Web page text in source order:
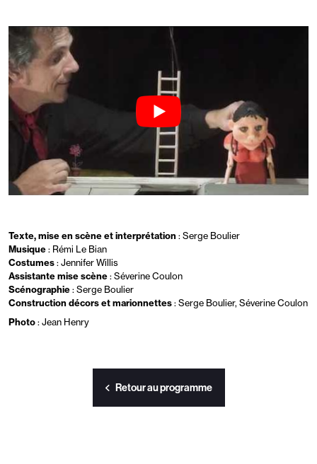
Texte, mise en scène et interprétation: Serge Boulier
Musique: Rémi Le Bian
Costumes: Jennifer Willis
Assistante mise scène: Séverine Coulon
Scénographie: Serge Boulier
Construction décors et marionnettes: Serge Boulier, Séverine Coulon
Photo: Jean Henry
Retour au programme